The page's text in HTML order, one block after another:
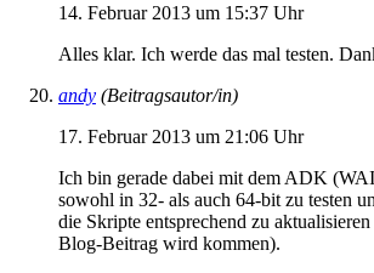
14. Februar 2013 um 15:37 Uhr
Alles klar. Ich werde das mal testen.
andy (Beitragsautor/in)
17. Februar 2013 um 21:06 Uhr
Ich bin gerade dabei mit dem ADK
sowohl in 32- als auch 64-bit zu testen
die Skripte entsprechend zu
Blog-Beitrag wird kommen).